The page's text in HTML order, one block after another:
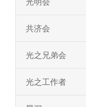
共济会
光之兄弟会
​​光之工作者